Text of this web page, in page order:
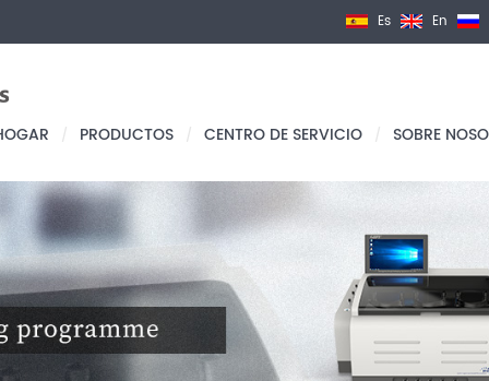
Es En
/ PRODUCTOS / CENTRO DE SERVICIO / SOBRE